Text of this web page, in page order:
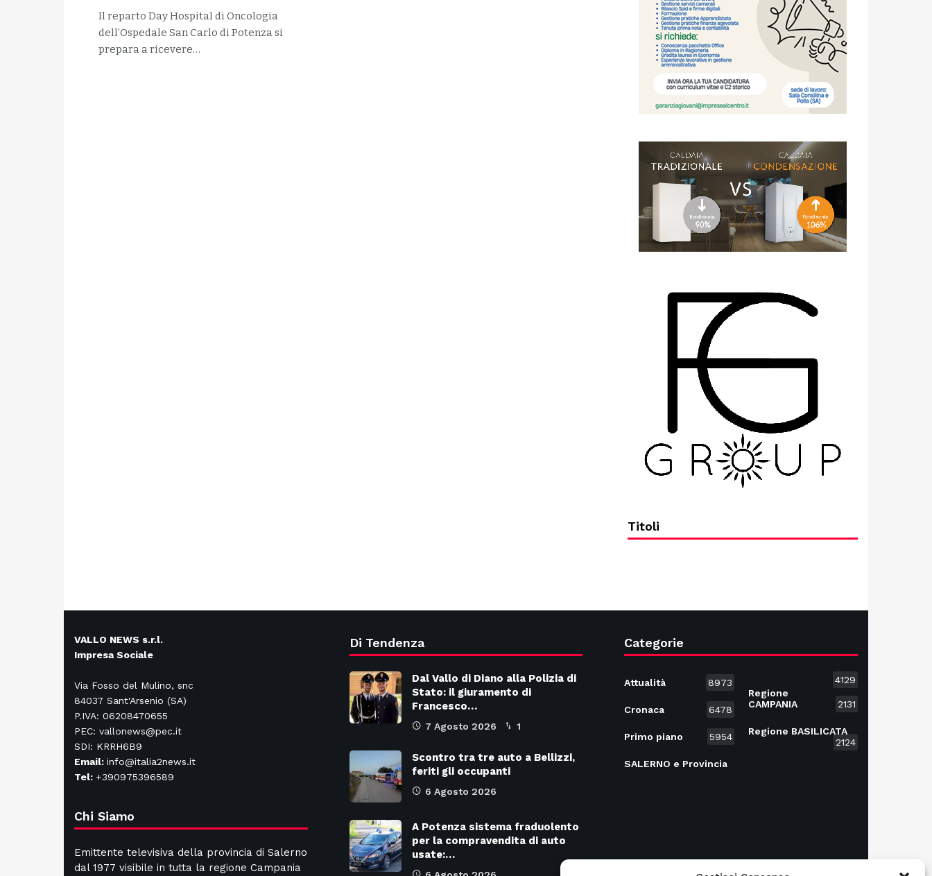
Il reparto Day Hospital di Oncologia
dell’Ospedale San Carlo di Potenza si
prepara a ricevere…
Titoli
VALLO NEWS s.r.l.
Impresa Sociale
Via Fosso del Mulino, snc
84037 Sant'Arsenio (SA)
P.IVA: 06208470655
PEC: vallonews@pec.it
SDI: KRRH6B9
Email: info@italia2news.it
Tel: +390975396589
Chi Siamo
Emittente televisiva della provincia di Salerno
dal 1977 visibile in tutta la regione Campania
Di Tendenza
Dal Vallo di Diano alla Polizia di
Stato: il giuramento di
Francesco…
7 Agosto 2026 1
Scontro tra tre auto a Bellizzi,
feriti gli occupanti
6 Agosto 2026
A Potenza sistema fraduolento
per la compravendita di auto
usate:…
Categorie
Attualità 8973
Cronaca 6478
Primo piano 5954
SALERNO e Provincia
4129
Regione
CAMPANIA
2131
Regione BASILICATA
2124